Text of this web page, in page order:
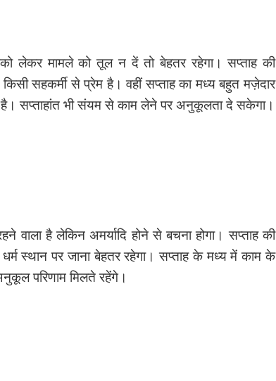
लेकर मामले को तूल न दें तो बेहतर रहेगा। सप्ताह की
सहकर्मी से प्रेम है। वहीं सप्ताह का मध्य बहुत मज़ेदार
सप्ताहांत भी संयम से काम लेने पर अनुकूलता दे सकेगा।
है लेकिन अमर्यादि होने से बचना होगा। सप्ताह की
स्थान पर जाना बेहतर रहेगा। सप्ताह के मध्य में काम के
परिणाम मिलते रहेंगे।